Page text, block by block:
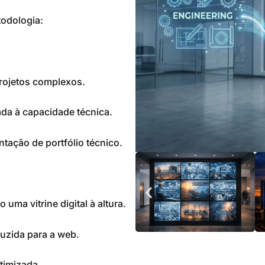
complexos.
à capacidade técnica.
de portfólio técnico.
uma vitrine digital à altura.
para a web.